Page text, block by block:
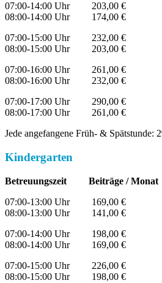
07:00-14:00 Uhr 203,00 €
08:00-14:00 Uhr 174,00 €
07:00-15:00 Uhr 232,00 €
08:00-15:00 Uhr 203,00 €
07:00-16:00 Uhr 261,00 €
08:00-16:00 Uhr 232,00 €
07:00-17:00 Uhr 290,00 €
08:00-17:00 Uhr 261,00 €
Jede angefangene Früh- & Spätstunde:
Kindergarten
Betreuungszeit Beiträge / Monat
07:00-13:00 Uhr 169,00 €
08:00-13:00 Uhr 141,00 €
07:00-14:00 Uhr 198,00 €
08:00-14:00 Uhr 169,00 €
07:00-15:00 Uhr 226,00 €
08:00-15:00 Uhr 198,00 €